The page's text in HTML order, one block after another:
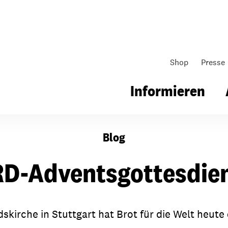
Shop Presse
Informieren
Wo wir arbeiten
Über unsere politische Arbeit
für Schule & Jugend
& Seminare
Kollekten
Fürbitten
Blog
in Stuttgart hat Brot für die Welt